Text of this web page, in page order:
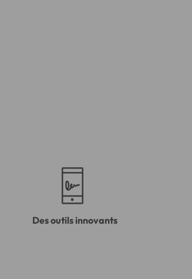
Des outils innovants